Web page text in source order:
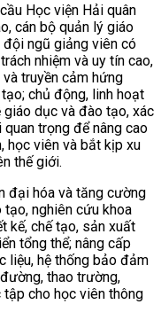
Học viện Hải quân
cán bộ quản lý giáo
ngũ giảng viên có
nhiệm và uy tín cao,
truyền cảm hứng
chủ động, linh hoạt
dục và đào tạo, xác
trọng để nâng cao
học viên và bắt kịp xu
thế giới.
đại hóa và tăng cường
nghiên cứu khoa
kế, chế tạo, sản xuất
tổng thể; nâng cấp
liệu, hệ thống bảo đảm
thao trường,
cho học viên thông